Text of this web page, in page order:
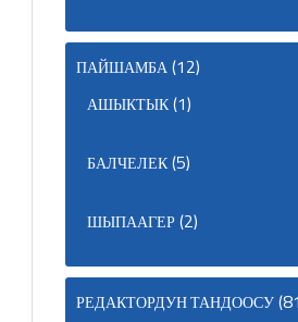
ПАЙШАМБА(12)
АШЫКТЫК(1)
БАЛЧЕЛЕК(5)
ШЫПААГЕР(2)
РЕДАКТОРДУН ТАНДООСУ